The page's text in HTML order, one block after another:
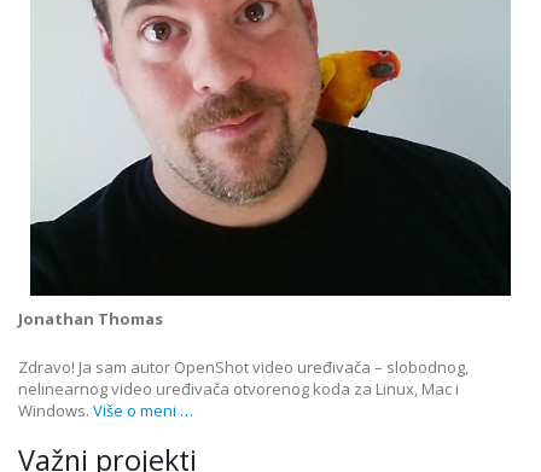
Jonathan Thomas
Zdravo! Ja sam autor OpenShot video uređivača – slobodnog,
nelinearnog video uređivača otvorenog koda za Linux, Mac i
Windows. Više o meni …
Važni projekti